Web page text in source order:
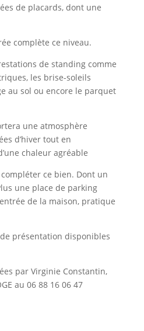
de placards, dont une
complète ce niveau.
de standing comme
les brise-soleils
au sol ou encore le parquet
une atmosphère
d’hiver tout en
chaleur agréable
ce bien. Dont un
une place de parking
de la maison, pratique
présentation disponibles
par Virginie Constantin,
au 06 88 16 06 47